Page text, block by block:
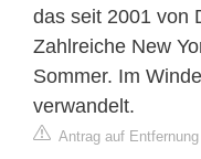
das seit 2001 von
Zahlreiche New
Sommer. Im
verwandelt.
Antrag auf